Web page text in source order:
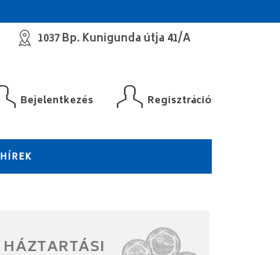
1037 Bp. Kunigunda útja 41/A
Bejelentkezés Regisztráció
HÍREK
HÁZTARTÁSI